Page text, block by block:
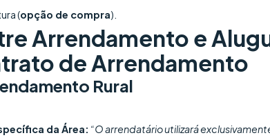
(opção de compra).
Arrendamento e
de Arrendamento
Rural
da Área: “O arrendatário utilizará